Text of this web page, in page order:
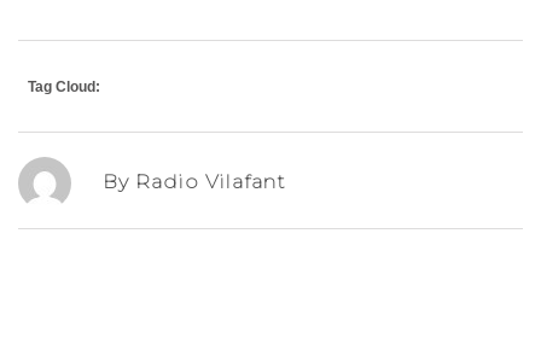
Tag Cloud:
By Radio Vilafant